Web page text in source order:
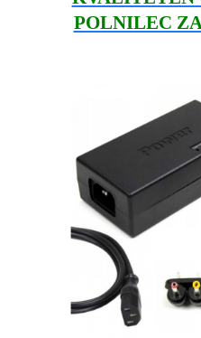
POLNILEC